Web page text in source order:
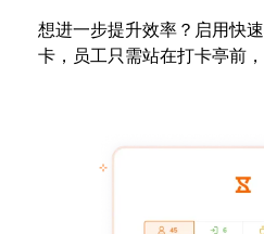
想进一步提升效率？启用快
卡，员工只需站在打卡亭前